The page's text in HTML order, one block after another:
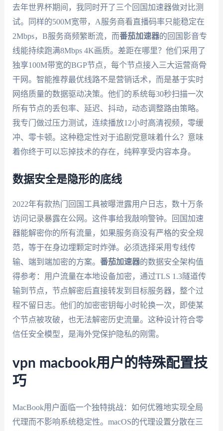
去年世界杯期间，我同时开了三个回国加速器做对比测
试。同样的500M宽带，A服务商看直播码率只能稳定在
2Mbps，B服务商频繁断流，而番茄加速器的回国影音专
线能持续跑满8Mbps 4K画质。差距在哪里？他们采用了
独享100M带宽的BGP节点，每个节点接入三大运营商骨
干网。智能推荐最优线路不是营销话术，而是基于实时
网络质量的数据驱动决策。他们的系统每30秒扫描一次
所有节点的丢包率、延迟、抖动，动态调整路由策略。
我专门做过压力测试，连续播放12小时高清视频，零缓
冲、零卡顿。这种稳定性对于追剧党意味着什么？意味
着你终于可以忘掉技术的存在，纯粹享受内容本身。
数据安全是隐形的底线
2022年有款热门回国工具被曝泄露用户日志，数十万条
访问记录暴露在公网。这件事给我敲响警钟。回国加速
器能解密你的所有流量，如果服务商没有严格的安全规
范，等于在身边埋颗定时炸弹。必须选择采用专线传
输、端到端加密的方案。 番茄加速器的数据安全架构值
得参考：用户流量在本地设备加密，通过TLS 1.3隧道传
输到节点，节点解密后直接转发到目标服务器，整个过
程不留日志。他们的加密密钥每小时轮换一次，即使某
个节点被攻破，也无法解密历史流量。这种设计符合零
信任安全模型，是海外党保护隐私的刚需。
vpn macbook用户的特殊配置技
巧
MacBook用户面临一个独特挑战：如何优雅地实现全局
代理而不影响系统稳定性。macOS的代理设置分散在三